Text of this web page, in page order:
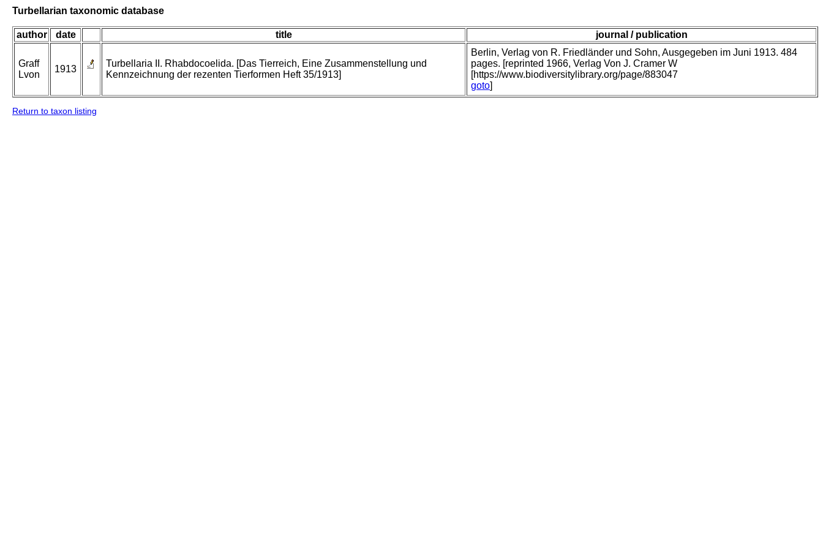
Turbellarian taxonomic database
author date title journal / publication
Graff
Lvon
1913
Turbellaria II. Rhabdocoelida. [Das Tierreich, Eine Zusammenstellung und
Kennzeichnung der rezenten Tierformen Heft 35/1913]
Berlin, Verlag von R. Friedländer und Sohn, Ausgegeben im Juni 1913. 484
pages. [reprinted 1966, Verlag Von J. Cramer W
[https://www.biodiversitylibrary.org/page/883047
goto]
Return to taxon listing